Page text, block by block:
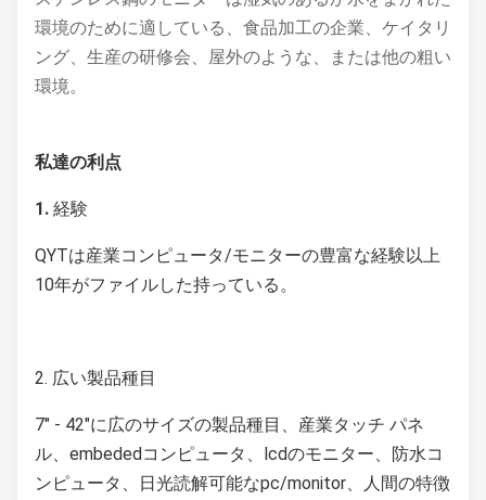
環境のために適している、食品加工の企業、ケイタリ
ング、生産の研修会、屋外のような、または他の粗い
環境。
私達の利点
1. 経験
QYTは産業コンピュータ/モニターの豊富な経験以上
10年がファイルした持っている。
2. 広い製品種目
7" - 42"に広のサイズの製品種目、産業タッチ パネ
ル、embededコンピュータ、lcdのモニター、防水コ
ンピュータ、日光読解可能なpc/monitor、人間の特徴